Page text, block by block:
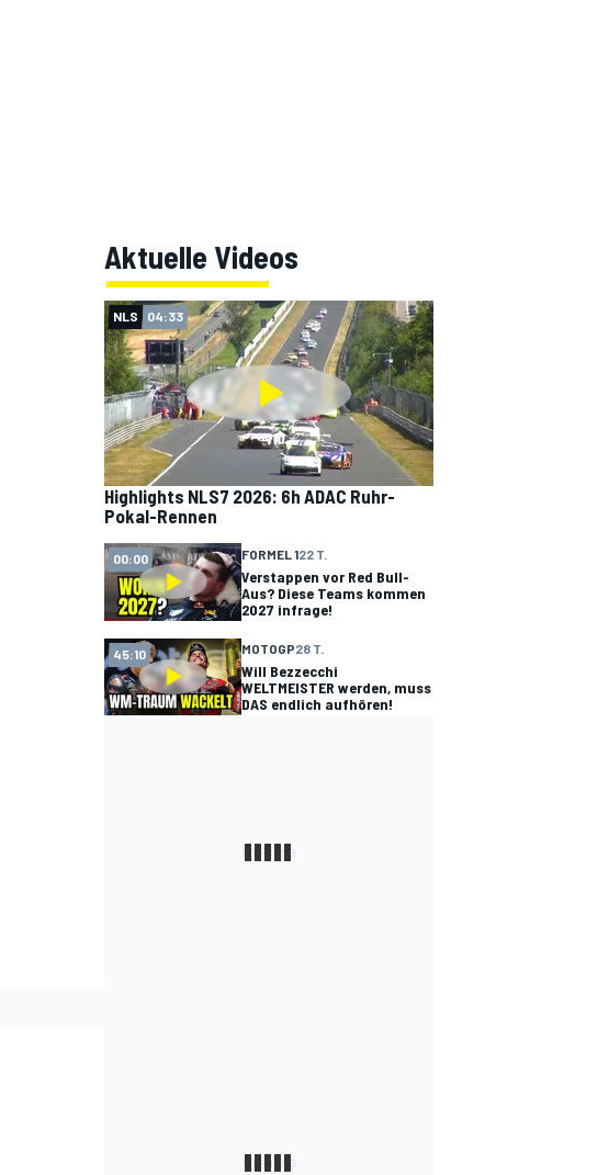
Aktuelle Videos
NLS 04:33
Highlights NLS7 2026: 6h ADAC Ruhr-
Pokal-Rennen
00:00 FORMEL 122 T.
Verstappen vor Red Bull-
Aus? Diese Teams kommen
2027 infrage!
45:10 MOTOGP28 T.
Will Bezzecchi
WELTMEISTER werden, muss
DAS endlich aufhören!